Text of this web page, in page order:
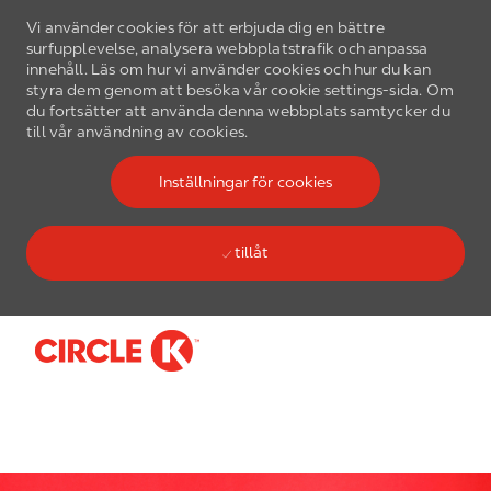
Vi använder cookies för att erbjuda dig en bättre
surfupplevelse, analysera webbplatstrafik och anpassa
innehåll. Läs om hur vi använder cookies och hur du kan
styra dem genom att besöka vår cookie settings-sida. Om
du fortsätter att använda denna webbplats samtycker du
till vår användning av cookies.
Inställningar för cookies
tillåt